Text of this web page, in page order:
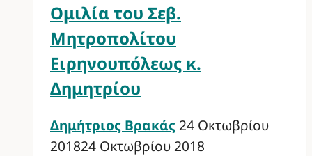
Ομιλία του Σεβ.
Μητροπολίτου
Ειρηνουπόλεως κ.
Δημητρίου
Δημήτριος Βρακάς 24 Οκτωβρίου
201824 Οκτωβρίου 2018